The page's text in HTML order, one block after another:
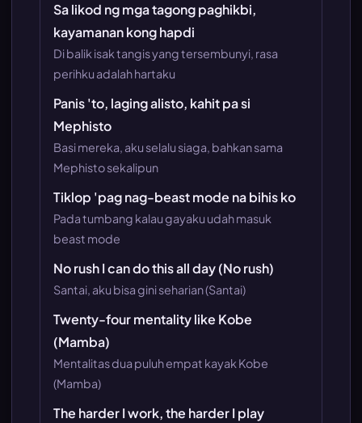
Sa likod ng mga tagong paghikbi,
kayamanan kong hapdi
Di balik isak tangis yang tersembunyi, rasa
perihku adalah hartaku
Panis 'to, laging alisto, kahit pa si
Mephisto
Basi mereka, aku selalu siaga, bahkan sama
Mephisto sekalipun
Tiklop 'pag nag-beast mode na bihis ko
Pada tumbang kalau gayaku udah masuk
beast mode
No rush I can do this all day (No rush)
Santai, aku bisa gini seharian (Santai)
Twenty-four mentality like Kobe
(Mamba)
Mentalitas dua puluh empat kayak Kobe
(Mamba)
The harder I work, the harder I play